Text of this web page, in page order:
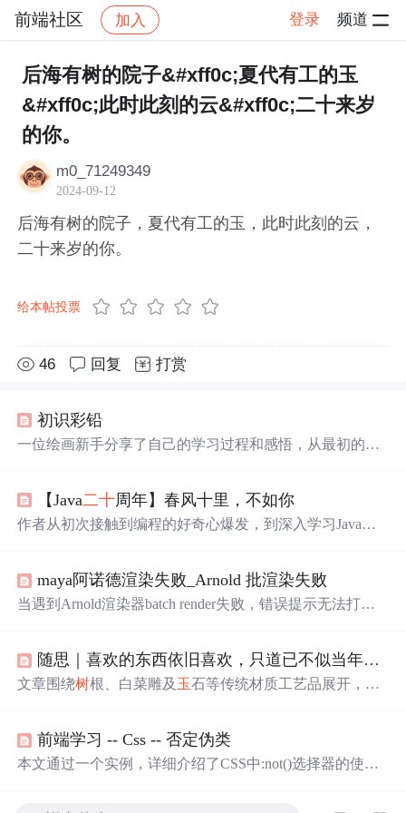
前端社区 加入 登录 频道
社区 前端社区 感慨 帖子详情
后海有树的院子&#xff0c;夏代有工的玉
&#xff0c;此时此刻的云&#xff0c;二十来岁
的你。
m0_71249349
2024-09-12
后海有树的院子，夏代有工的玉，此时此刻的云，
二十来岁的你。
给本帖投票
46 回复 打赏
初识彩铅
一位绘画新手分享了自己的学习过程和感悟，从最初的热
【Java二十周年】春风十里，不如你
作者从初次接触到编程的好奇心爆发，到深入学习Java及
maya阿诺德渲染失败_Arnold 批渲染失败
当遇到Arnold渲染器batch render失败，错误提示无法打开re
xml文件复制到maya的bin/rendererDesc目录。此外，提供了
解决渲染设置窗口异常和切换渲染层问题的mel命令，以及
随思｜喜欢的东西依旧喜欢，只道已不似当年（发篇非技术闲散文章)
文章围绕树根、白菜雕及 玉石等传统材质工艺品展开，探
当下珍惜的哲理性反思，聚焦材质美学、物我关系及时间
意识等核心信息技术可建模的人文认知维度。
前端学习 -- Css -- 否定伪类
本文通过一个实例，详细介绍了CSS中:not()选择器的使用